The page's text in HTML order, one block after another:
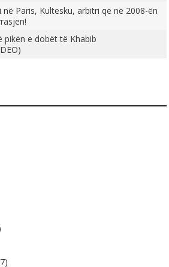
në Paris, Kultesku, arbitri që në 2008-ën
pikën e dobët të Khabib